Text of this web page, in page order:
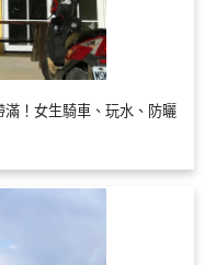
！女生騎車、玩水、防曬